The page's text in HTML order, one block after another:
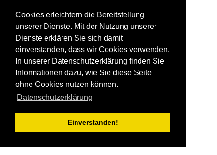
Cookies erleichtern die Bereitstellung
unserer Dienste. Mit der Nutzung unserer
Dienste erklären Sie sich damit
einverstanden, dass wir Cookies verwenden.
In unserer Datenschutzerklärung finden Sie
Informationen dazu, wie Sie diese Seite
ohne Cookies nutzen können.
Datenschutzerklärung
Einverstanden!